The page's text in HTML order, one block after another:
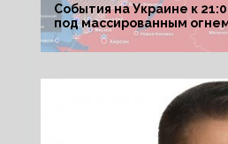
События на Украине к
под массированным
Киеву ультиматум